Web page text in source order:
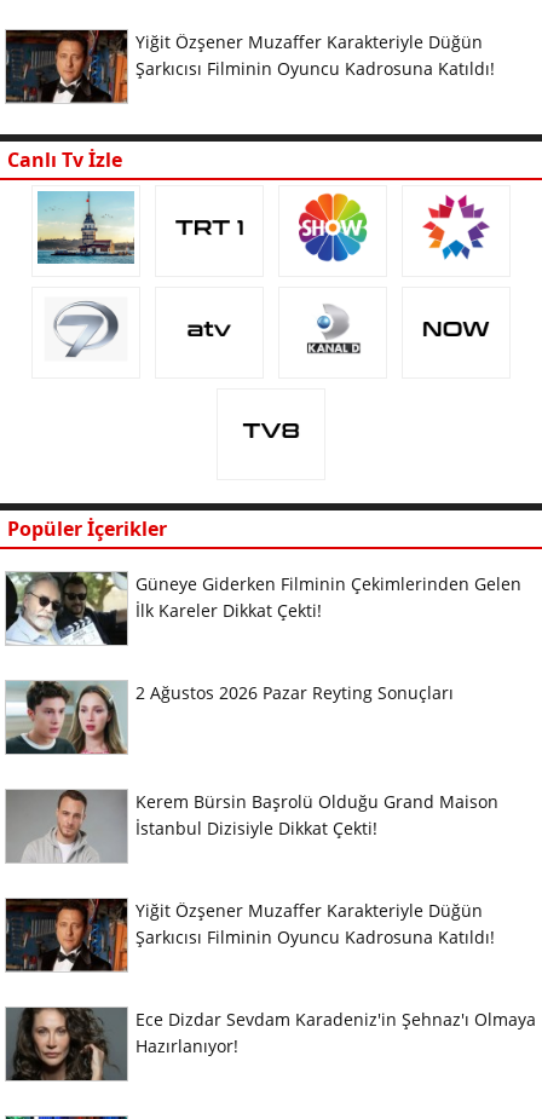
Yiğit Özşener Muzaffer Karakteriyle Düğün
Şarkıcısı Filminin Oyuncu Kadrosuna Katıldı!
Canlı Tv İzle
Popüler İçerikler
Güneye Giderken Filminin Çekimlerinden Gelen
İlk Kareler Dikkat Çekti!
2 Ağustos 2026 Pazar Reyting Sonuçları
Kerem Bürsin Başrolü Olduğu Grand Maison
İstanbul Dizisiyle Dikkat Çekti!
Yiğit Özşener Muzaffer Karakteriyle Düğün
Şarkıcısı Filminin Oyuncu Kadrosuna Katıldı!
Ece Dizdar Sevdam Karadeniz'in Şehnaz'ı Olmaya
Hazırlanıyor!